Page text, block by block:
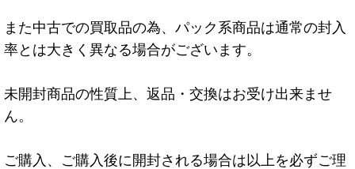
また中古での買取品の為、パック系商品は通常の封入
率とは大きく異なる場合がございます。
未開封商品の性質上、返品・交換はお受け出来ませ
ん。
ご購入、ご購入後に開封される場合は以上を必ずご理